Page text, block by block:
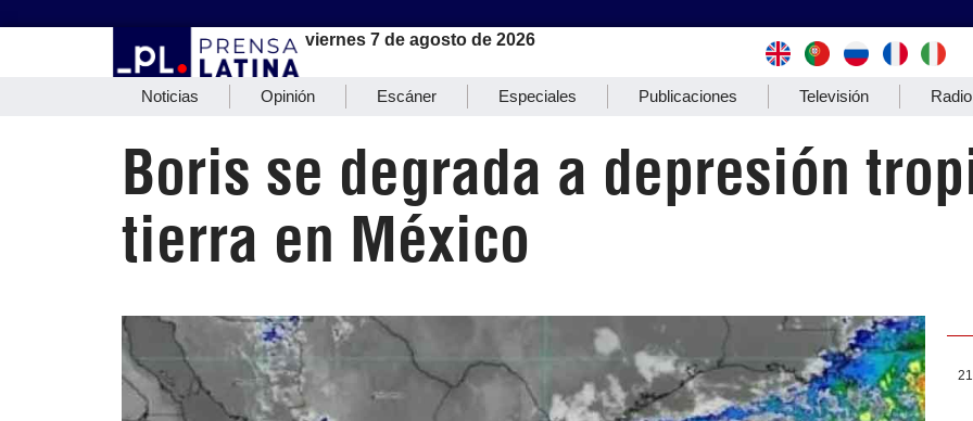
viernes 7 de agosto de 2026
Noticias Opinión Escáner Especiales Publicaciones Televisión Radio
Boris se degrada a depresión
tierra en México